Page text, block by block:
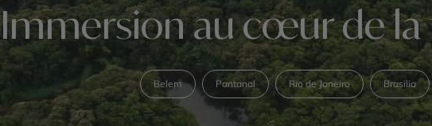
Immersion au cœur de
Belem Pantanal Rio de Janeiro Brasilia